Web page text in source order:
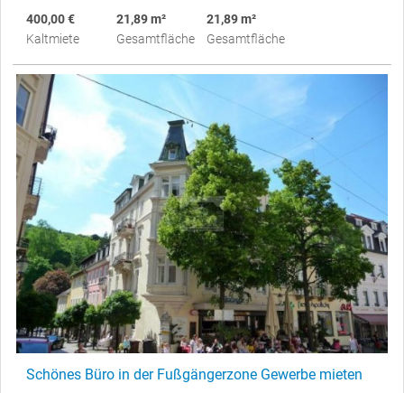
400,00 €
Kaltmiete
21,89 m²
Gesamtfläche
21,89 m²
Gesamtfläche
Schönes Büro in der Fußgängerzone Gewerbe mieten